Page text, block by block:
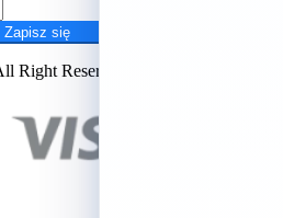
Zapisz się
Right Reserved.